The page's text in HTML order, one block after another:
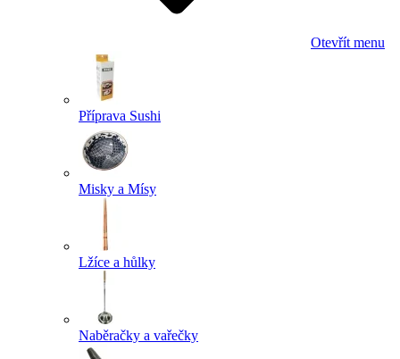
Otevřít menu
Příprava Sushi
Misky a Mísy
Lžíce a hůlky
Naběračky a vařečky